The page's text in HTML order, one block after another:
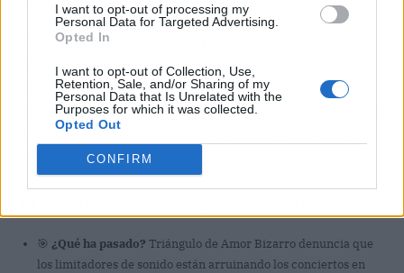
I want to opt-out of processing my
Personal Data for Targeted Advertising.
Opted In
I want to opt-out of Collection, Use,
Retention, Sale, and/or Sharing of my
Personal Data that Is Unrelated with the
Purposes for which it was collected.
Opted Out
CONFIRM
Mientras los Ayuntamientos sigan
confundiendo un escenario con una sala de
estudio, bandas como Triángulo de Amor
Bizarro tendrán que elegir entre cancelar, tocar
a medio gas o emigrar. Y no, no es postureo: es
supervivencia artística.
🎯 ¿Qué ha pasado? Triángulo de Amor Bizarro denuncia que
los limitadores de sonido están arruinando los conciertos en